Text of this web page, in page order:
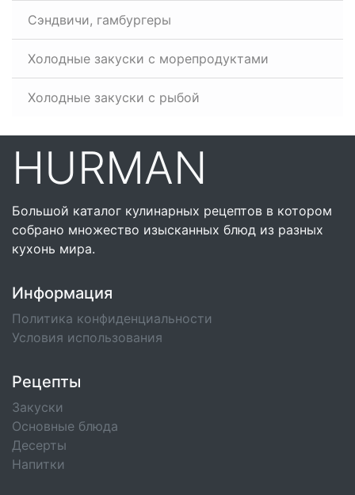
Сэндвичи, гамбургеры
Холодные закуски с морепродуктами
Холодные закуски с рыбой
HURMAN
Большой каталог кулинарных рецептов в котором
собрано множество изысканных блюд из разных
кухонь мира.
Информация
Политика конфиденциальности
Условия использования
Рецепты
Закуски
Основные блюда
Десерты
Напитки